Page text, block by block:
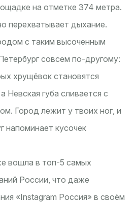
на отметке 374 метра.
перехватывает дыхание.
с таким высоченным
совсем по-другому:
хрущёвок становятся
Невская губа сливается с
Город лежит у твоих ног, и
напоминает кусочек
вошла в топ-5 самых
России, что даже
«Instagram Россия» в своём